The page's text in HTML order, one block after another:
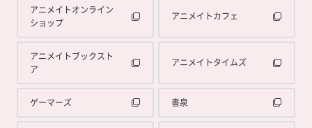
アニメイトオンライン
ショップ
アニメイトカフェ
アニメイトブックスト
ア
アニメイトタイムズ
ゲーマーズ 書泉